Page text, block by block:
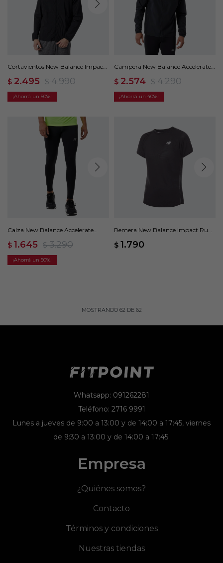
Cortavientos New Balance Impact
$ 2.495 $ 4.990
50
Campera New Balance Accelerate -
$ 2.574 $ 4.290
40
Calza New Balance Accelerate
$ 1.645 $ 3.290
50
Remera New Balance Impact Run
$ 1.790
MOSTRANDO 62 DE 62
Whatsapp: 091262281
Teléfono: 2716 9991
Lunes a jueves de 9:00 a 13:00 y de 14:00 a 17:45, viernes
de 9:30 a 13:00 y de 14:00 a 17:45.
Empresa
¿Quiénes somos?
Contacto
Términos y condiciones
Nuestras tiendas